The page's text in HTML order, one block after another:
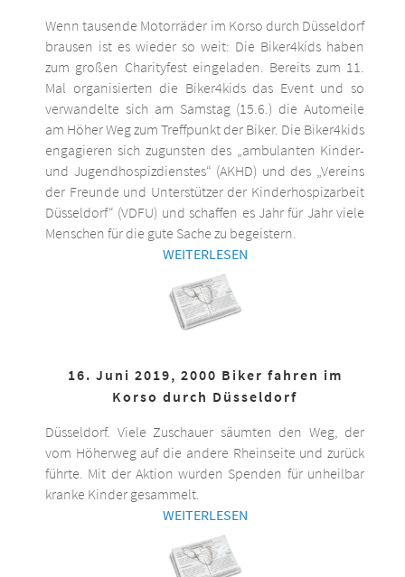
Wenn tausende Motorräder im Korso durch Düsseldorf
brausen ist es wieder so weit: Die Biker4kids haben
zum großen Charityfest eingeladen. Bereits zum 11.
Mal organisierten die Biker4kids das Event und so
verwandelte sich am Samstag (15.6.) die Automeile
am Höher Weg zum Treffpunkt der Biker. Die Biker4kids
engagieren sich zugunsten des „ambulanten Kinder-
und Jugendhospizdienstes“ (AKHD) und des „Vereins
der Freunde und Unterstützer der Kinderhospizarbeit
Düsseldorf“ (VDFU) und schaffen es Jahr für Jahr viele
Menschen für die gute Sache zu begeistern.
WEITERLESEN
16. Juni 2019, 2000 Biker fahren im
Korso durch Düsseldorf
Düsseldorf. Viele Zuschauer säumten den Weg, der
vom Höherweg auf die andere Rheinseite und zurück
führte. Mit der Aktion wurden Spenden für unheilbar
kranke Kinder gesammelt.
WEITERLESEN